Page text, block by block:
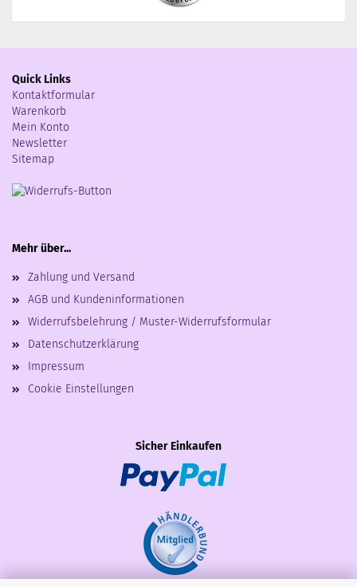
Quick Links
Kontaktformular
Warenkorb
Mein Konto
Newsletter
Sitemap
Mehr über...
Zahlung und Versand
AGB und Kundeninformationen
Widerrufsbelehrung / Muster-Widerrufsformular
Datenschutzerklärung
Impressum
Cookie Einstellungen
Sicher Einkaufen